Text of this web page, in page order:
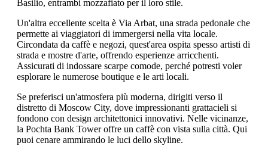
Basilio, entrambi mozzafiato per il loro stile.
Un'altra eccellente scelta è Via Arbat, una strada pedonale che
permette ai viaggiatori di immergersi nella vita locale.
Circondata da caffè e negozi, quest'area ospita spesso artisti di
strada e mostre d'arte, offrendo esperienze arricchenti.
Assicurati di indossare scarpe comode, perché potresti voler
esplorare le numerose boutique e le arti locali.
Se preferisci un'atmosfera più moderna, dirigiti verso il
distretto di Moscow City, dove impressionanti grattacieli si
fondono con design architettonici innovativi. Nelle vicinanze,
la Pochta Bank Tower offre un caffè con vista sulla città. Qui
puoi cenare ammirando le luci dello skyline.